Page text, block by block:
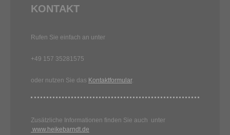
KONTAKT
Rufen Sie einfach an unter
+49 157 35281575
oder nutzen Sie das Kontaktformular.
Zusätzliche Informationen finden Sie auch unter
www.heikebarndt.de